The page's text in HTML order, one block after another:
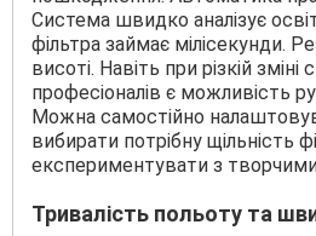
Система швидко аналізує
фільтра займає мілісекунди.
висоті. Навіть при різкій зміні
професіоналів є можливість
Можна самостійно
вибирати потрібну щільність
експериментувати з
Тривалість польоту та